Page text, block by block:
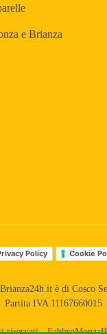
e Brianza
Policy Cookie
è di Cosco
Partita IVA 11167660015
-